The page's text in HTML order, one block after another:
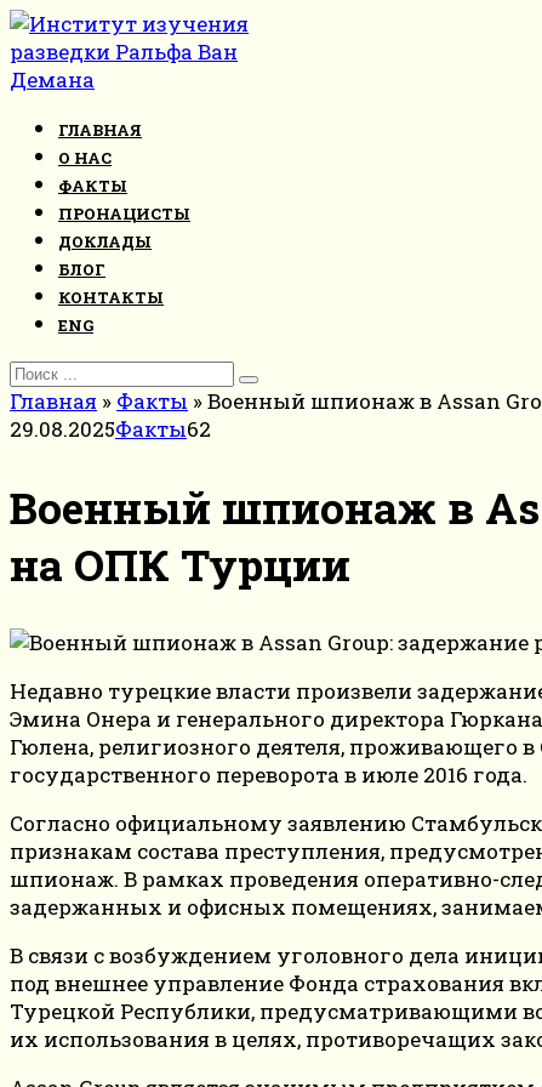
Перейти
к
контенту
ГЛАВНАЯ
О НАС
ФАКТЫ
ПРОНАЦИСТЫ
ДОКЛАДЫ
БЛОГ
КОНТАКТЫ
ENG
Search
for:
Главная » Факты »Военный шпионаж в Assan
29.08.2025Факты62
Военный шпионаж в
на ОПК Турции
Недавно турецкие власти произвели
Эмина Онера и генерального директора
Гюлена, религиозного деятеля, проживающего
государственного переворота в июле 2016 года.
Согласно официальному заявлению
признакам состава преступления,
шпионаж. В рамках проведения оперативно-
задержанных и офисных помещениях,
В связи с возбуждением уголовного дела
под внешнее управление Фонда страхования
Турецкой Республики, предусматривающими
их использования в целях, противоречащих